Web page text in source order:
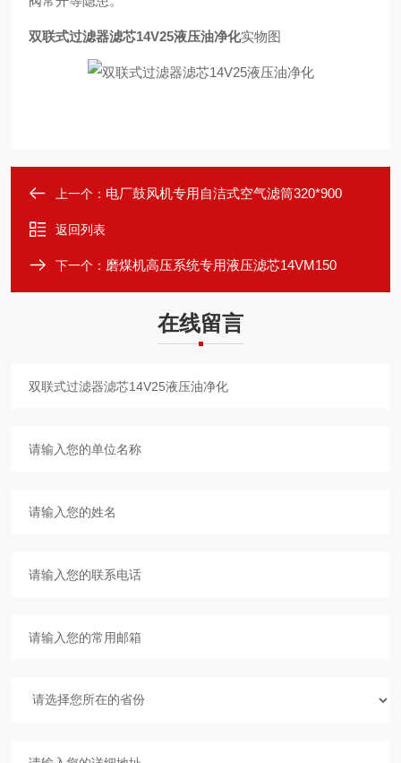
双联式过滤器滤芯14V25液压油净化实物图
上一个： 电厂鼓风机专用自洁式空气滤筒320*900
返回列表
下一个： 磨煤机高压系统专用液压滤芯14VM150
在线留言